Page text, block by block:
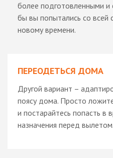
более подготовленными
бы вы попытались со всей
новому времени.
ПЕРЕОДЕТЬСЯ ДОМА
Другой вариант –
поясу дома. Просто
и постарайтесь попасть в
назначения перед вылетом.